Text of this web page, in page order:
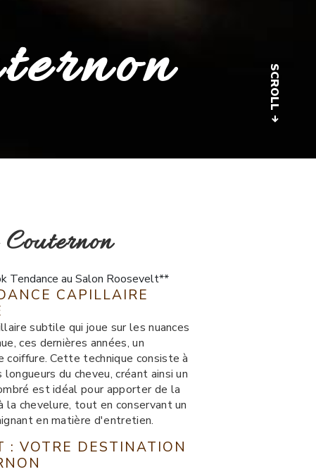
SCROLL
Tendance au Salon Roosevelt**
CAPILLAIRE
subtile qui joue sur les nuances
ces dernières années, un
coiffure. Cette technique consiste à
du cheveu, créant ainsi un
est idéal pour apporter de la
chevelure, tout en conservant un
en matière d'entretien.
: VOTRE DESTINATION